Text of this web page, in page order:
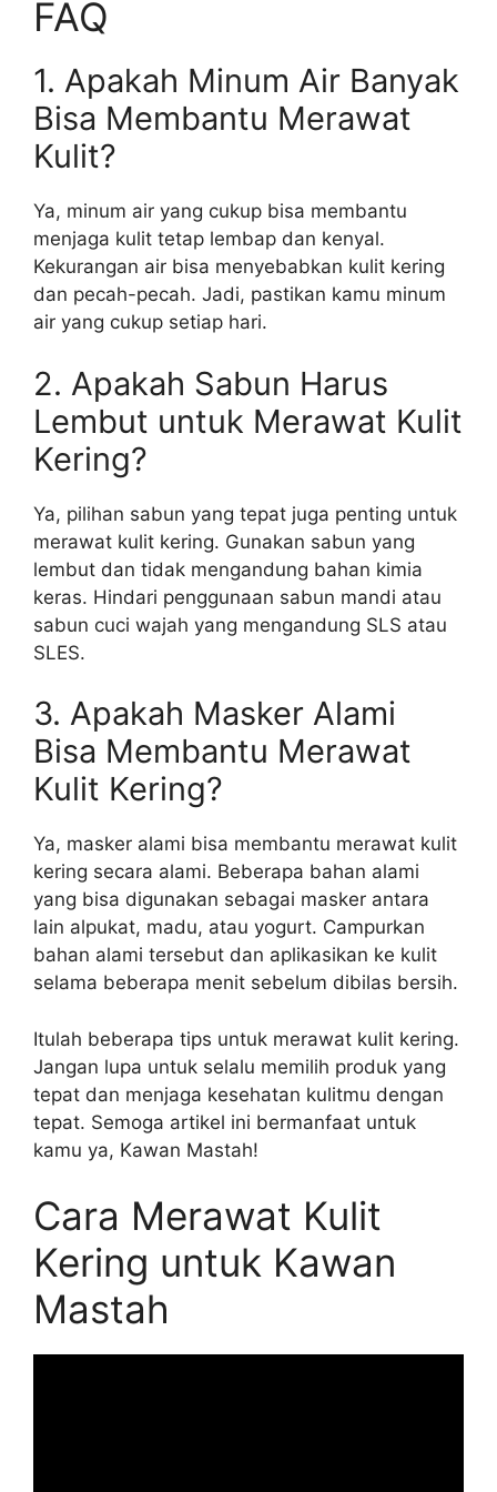
FAQ
1. Apakah Minum Air Banyak
Bisa Membantu Merawat
Kulit?
Ya, minum air yang cukup bisa membantu
menjaga kulit tetap lembap dan kenyal.
Kekurangan air bisa menyebabkan kulit kering
dan pecah-pecah. Jadi, pastikan kamu minum
air yang cukup setiap hari.
2. Apakah Sabun Harus
Lembut untuk Merawat Kulit
Kering?
Ya, pilihan sabun yang tepat juga penting untuk
merawat kulit kering. Gunakan sabun yang
lembut dan tidak mengandung bahan kimia
keras. Hindari penggunaan sabun mandi atau
sabun cuci wajah yang mengandung SLS atau
SLES.
3. Apakah Masker Alami
Bisa Membantu Merawat
Kulit Kering?
Ya, masker alami bisa membantu merawat kulit
kering secara alami. Beberapa bahan alami
yang bisa digunakan sebagai masker antara
lain alpukat, madu, atau yogurt. Campurkan
bahan alami tersebut dan aplikasikan ke kulit
selama beberapa menit sebelum dibilas bersih.
Itulah beberapa tips untuk merawat kulit kering.
Jangan lupa untuk selalu memilih produk yang
tepat dan menjaga kesehatan kulitmu dengan
tepat. Semoga artikel ini bermanfaat untuk
kamu ya, Kawan Mastah!
Cara Merawat Kulit
Kering untuk Kawan
Mastah